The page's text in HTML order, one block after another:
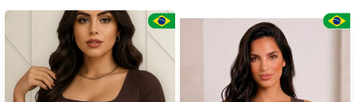
4,83 739 Seguidores
4,83 739 Seguidores